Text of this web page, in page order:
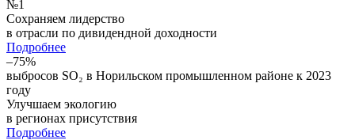
№1
Сохраняем лидерство
в отрасли по дивидендной доходности
Подробнее
–75%
выбросов SO₂ в Норильском промышленном районе к 2023
году
Улучшаем экологию
в регионах присутствия
Подробнее